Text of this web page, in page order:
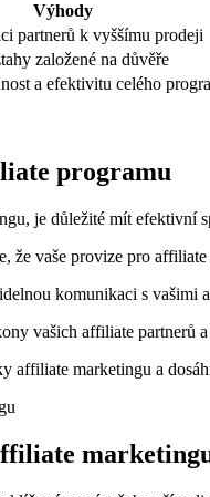
Výhody
partnerů k vyššímu prodeji
založené na důvěře
a efektivitu celého
programu
je důležité mít efektivní
že vaše provize pro
komunikaci s vašimi
vašich affiliate partnerů
affiliate marketingu a